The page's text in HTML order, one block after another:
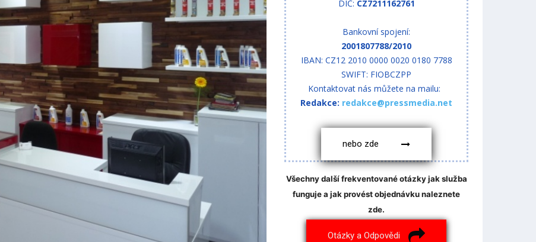
DIČ: CZ7211162761
Bankovní spojení:
2001807788/2010
IBAN: CZ12 2010 0000 0020 0180 7788
SWIFT: FIOBCZPP
Kontaktovat nás můžete na mailu:
Redakce: redakce@pressmedia.net
nebo zde
Všechny další frekventované otázky jak služba
funguje a jak provést objednávku naleznete
zde.
Otázky a Odpovědi